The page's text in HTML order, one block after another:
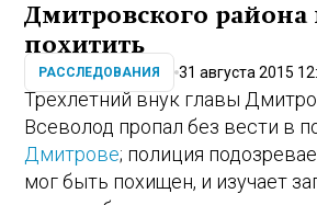
Дмитровского района
похитить
РАССЛЕДОВАНИЯ 31 августа 2015
Трехлетний внук главы
Всеволод пропал без вести в
Дмитрове; полиция
мог быть похищен, и изучает